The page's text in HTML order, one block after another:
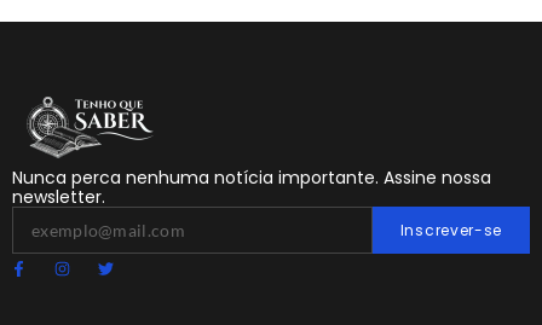
Nunca perca nenhuma notícia importante. Assine nossa
newsletter.
Inscrever-se